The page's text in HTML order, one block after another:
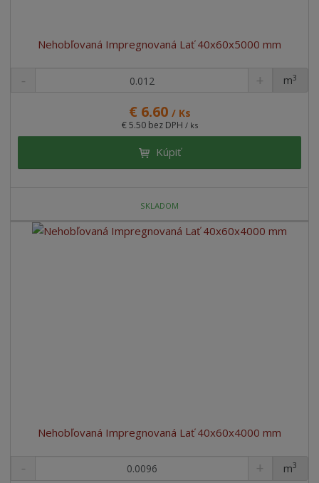
Nehobľovaná Impregnovaná Lať 40x60x5000 mm
€ 6.60 / Ks
€ 5.50 bez DPH / ks
ks
m3
Kúpiť
SKLADOM
Nehobľovaná Impregnovaná Lať 40x60x4000 mm
ks
m3